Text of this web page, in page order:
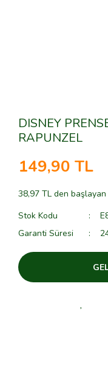
DISNEY
RAPUNZEL
149,90 TL
38,97 TL den
Stok Kodu
Garanti Süresi